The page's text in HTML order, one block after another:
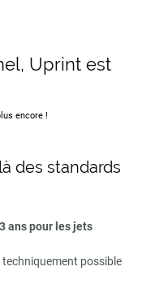
Uprint est
encore !
des standards
ans pour les jets
possible